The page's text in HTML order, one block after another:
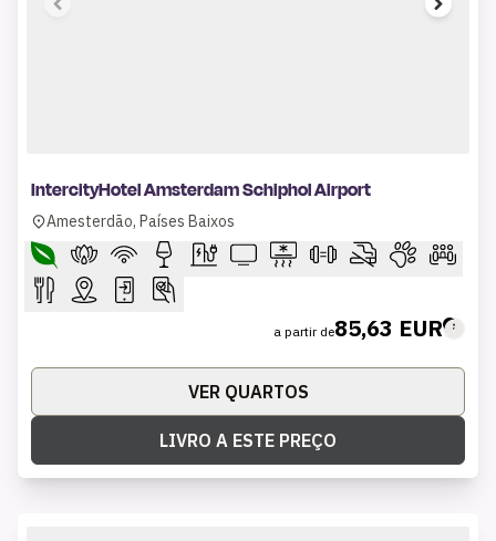
IntercityHotel Amsterdam Schiphol Airport
Amesterdão, Países Baixos
a partir de85,63 EUR
VER QUARTOS
LIVRO A ESTE PREÇO